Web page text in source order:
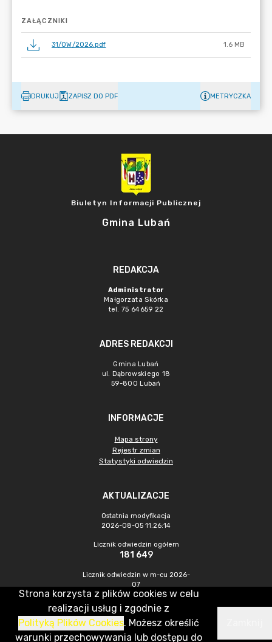
ZAŁĄCZNIKI
31/OW/2026.pdf 1.6 MB
DRUKUJ ZAPISZ DO PDF METRYCZKA
Biuletyn Informacji Publicznej
Gmina Lubań
REDAKCJA
Administrator
Małgorzata Skórka
tel. 75 64659 22
ADRES REDAKCJI
Gmina Lubań
ul. Dąbrowskiego 18
59-800 Lubań
INFORMACJE
Mapa strony
Rejestr zmian
Statystyki odwiedzin
AKTUALIZACJE
Ostatnia modyfikacja
2026-08-05 11:26:14
Licznik odwiedzin ogółem
181 649
Licznik odwiedzin w m-cu 2026-
07
240
CMS & Hosting: Nefeni Sp. z o.o.
Strona korzysta z plików cookies w celu
realizacji usług i zgodnie z
Polityką Plików Cookies. Możesz określić
warunki przechowywania lub dostępu do